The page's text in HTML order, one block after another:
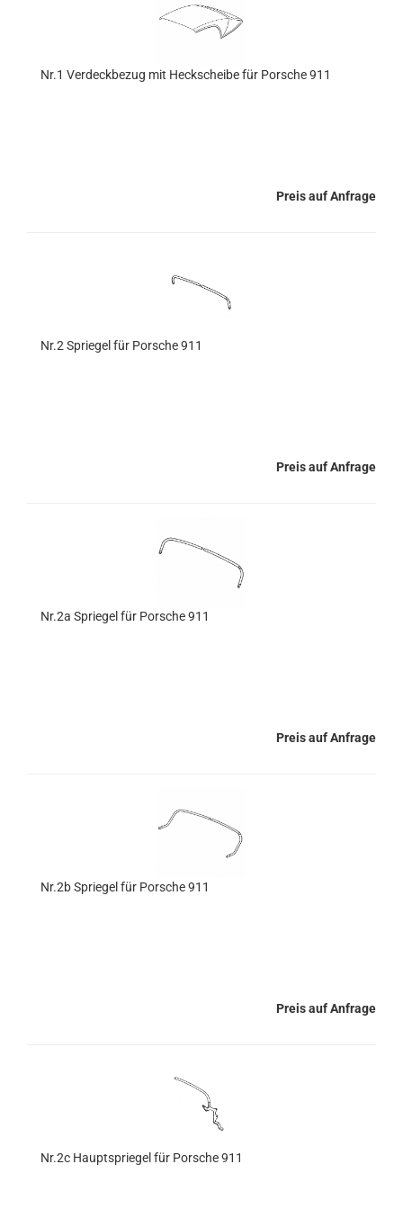
Nr.1 Verdeckbezug mit Heckscheibe für Porsche 911
Preis auf Anfrage
Nr.2 Spriegel für Porsche 911
Preis auf Anfrage
Nr.2a Spriegel für Porsche 911
Preis auf Anfrage
Nr.2b Spriegel für Porsche 911
Preis auf Anfrage
Nr.2c Hauptspriegel für Porsche 911